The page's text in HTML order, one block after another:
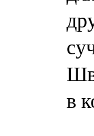
в